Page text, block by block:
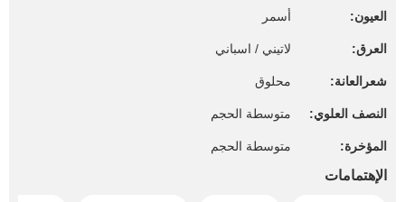
العيون: أسمر
العرق: لاتيني / اسباني
شعرالعانة: محلوق
النصف العلوي: متوسطة الحجم
المؤخرة: متوسطة الحجم
الإهتمامات